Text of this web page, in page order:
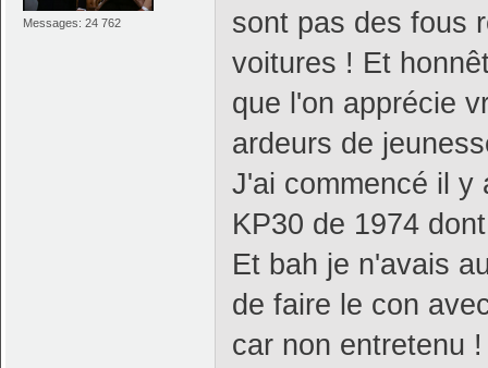
Messages: 24 762
sont pas des fous
voitures ! Et
que l'on apprécie
ardeurs de
J'ai commencé il y
KP30 de 1974
Et bah je n'avais
de faire le con
car non entretenu !